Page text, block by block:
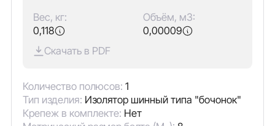
Вес, кг:
0,118
Объём, м3:
0,00009
Скачать в PDF
Количество полюсов: 1
Тип изделия: Изолятор шинный типа "бочонок"
Крепеж в комплекте: Нет